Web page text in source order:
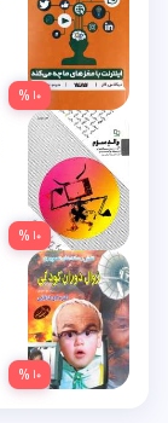
۱۰ %
۱۰ %
۱۰ %